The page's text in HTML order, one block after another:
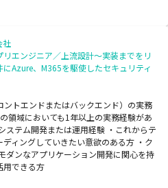
社
リエンジニア／上流設計～実装までをリ
Azure、M365を駆使したセキュリティ
ントエンドまたはバックエンド）の実務
領域においても1年以上の実務経験があ
ステム開発または運用経験 ・これからテ
ィングしていきたい意欲のある方 ・ク
ダンなアプリケーション開発に関心を持
用できる方